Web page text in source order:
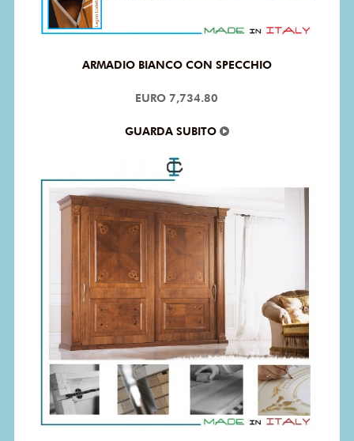
ARMADIO BIANCO CON SPECCHIO
EURO 7,734.80
GUARDA SUBITO